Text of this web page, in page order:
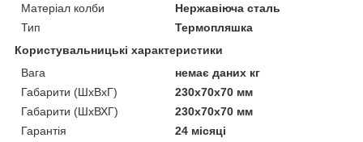
Матеріал колби
Нержавіюча сталь
Тип
Термопляшка
Користувальницькі характеристики
Вага
немає даних кг
Габарити (ШхВхГ)
230x70x70 мм
Габарити (ШхВХГ)
230x70x70 мм
Гарантія
24 місяці